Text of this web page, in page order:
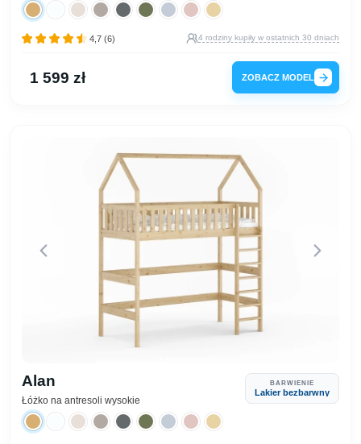
4,7 (6) 4 rodziny kupiły w ostatnich 30 dniach
1 599 zł ZOBACZ MODEL
Alan
Łóżko na antresoli wysokie
BARWIENIE
Lakier bezbarwny